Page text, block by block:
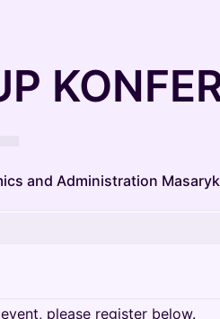
and Administration
please register below.